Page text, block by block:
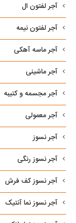
آجر لفتون ال
آجر لفتون نیمه
آجر ماسه آهکی
آجر ماشینی
آجر مجسمه و کتیبه
آجر معمولی
آجر نسوز
آجر نسوز رنگی
آجر نسوز کف فرش
آجر نسوز نما آنتیک